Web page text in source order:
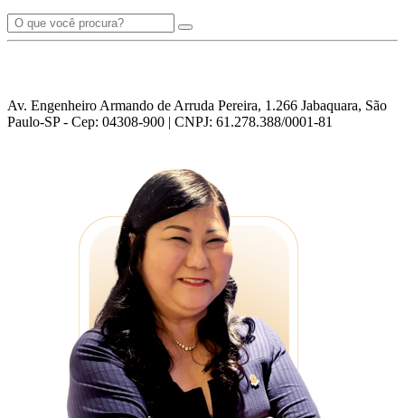
Av. Engenheiro Armando de Arruda Pereira, 1.266 Jabaquara, São
Paulo-SP - Cep: 04308-900 | CNPJ: 61.278.388/0001-81